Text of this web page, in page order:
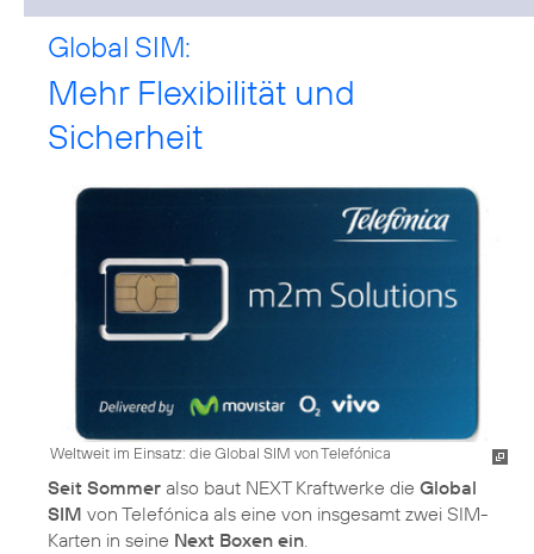
Global SIM:
Mehr Flexibilität und
Sicherheit
Weltweit im Einsatz: die Global SIM von Telefónica
Seit Sommer also baut NEXT Kraftwerke die Global
SIM von Telefónica als eine von insgesamt zwei SIM-
Karten in seine Next Boxen ein.